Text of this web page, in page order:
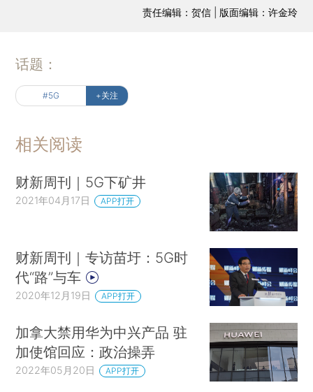
责任编辑：贺信 | 版面编辑：许金玲
话题：
#5G +关注
相关阅读
财新周刊｜5G下矿井
2021年04月17日 APP打开
财新周刊｜专访苗圩：5G时
代“路”与车
2020年12月19日 APP打开
加拿大禁用华为中兴产品 驻
加使馆回应：政治操弄
2022年05月20日 APP打开